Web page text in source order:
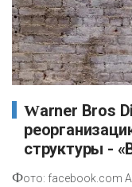
Warner Bros Discovery намерена провести
структуры -
Фото: facebook.com